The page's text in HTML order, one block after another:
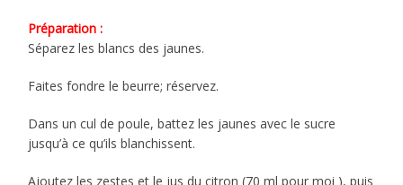
Préparation :
Séparez les blancs des jaunes.
Faites fondre le beurre; réservez.
Dans un cul de poule, battez les jaunes avec le sucre
jusqu’à ce qu’ils blanchissent.
Ajoutez les zestes et le jus du citron (70 ml pour moi ), puis